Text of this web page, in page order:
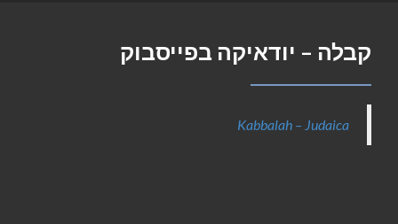
קבלה – יודאיקה בפייסבוק
Kabbalah – Judaica